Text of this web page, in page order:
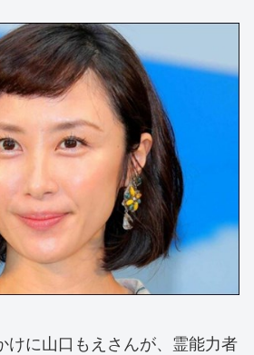
けに山口もえさんが、霊能力者